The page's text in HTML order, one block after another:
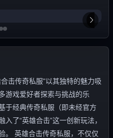
击传奇私服"以其独特的魅力吸
游戏爱好者探索与挑战的乐
于经典传奇私服（即未经官方
了“英雄合击”这一创新玩法，
。 英雄合击传奇私服，不仅仅